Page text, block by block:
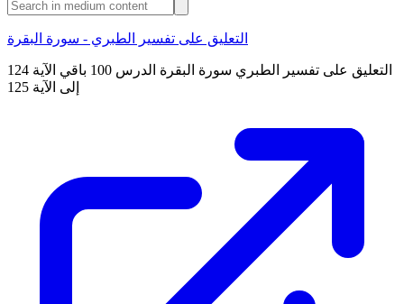
التعليق على تفسير الطبري - سورة البقرة
التعليق على تفسير الطبري سورة البقرة الدرس 100 باقي الآية 124
إلى الآية 125